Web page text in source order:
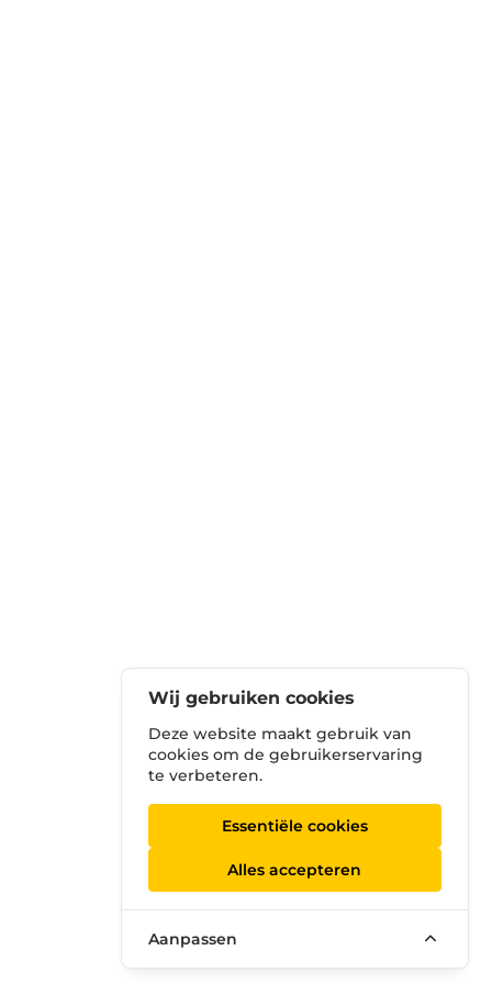
Wij gebruiken cookies
Deze website maakt gebruik van
cookies om de gebruikerservaring
te verbeteren.
Essentiële cookies
Alles accepteren
Aanpassen